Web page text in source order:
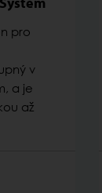
pro
v
a je
až